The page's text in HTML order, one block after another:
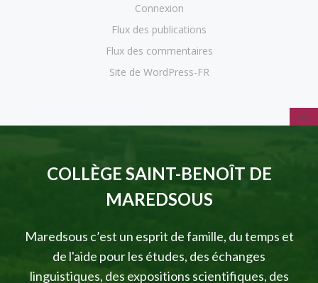
Connexion
Flux des publications
Flux des commentaires
Site de WordPress-FR
COLLÈGE SAINT-BENOÎT DE
MAREDSOUS
Maredsous c’est un esprit de famille, du temps et
de l'aide pour les études, des échanges
linguistiques, des expositions scientifiques, des